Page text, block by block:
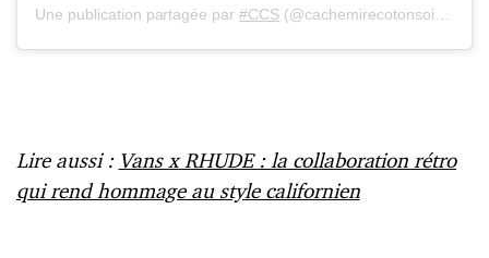
Une publication partagée par#CCS (@cachemirecotonsoie) le
Lire aussi : Vans x RHUDE : la collaboration rétro
qui rend hommage au style californien